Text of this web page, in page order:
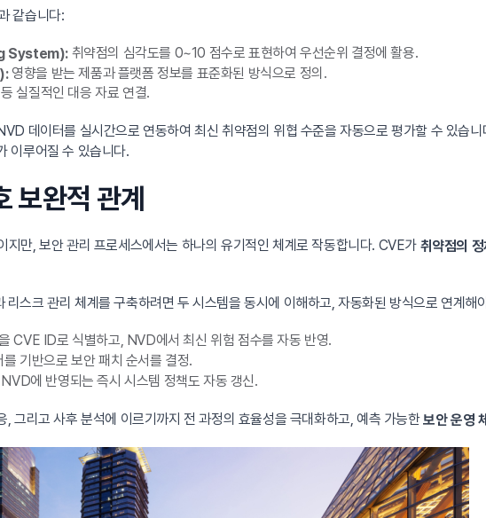
같습니다:
System):취약점의 심각도를 0~10 점수로 표현하여 우선순위 결정에 활용.
영향을 받는 제품과 플랫폼 정보를 표준화된 방식으로 정의.
실질적인 대응 자료 연결.
데이터를 실시간으로 연동하여 최신 취약점의 위협 수준을 자동으로 평가할 수 있습
이루어질 수 있습니다.
보완적 관계
만, 보안 관리 프로세스에서는 하나의 유기적인 체계로 작동합니다. CVE가 취약점의
리스크 관리 체계를 구축하려면 두 시스템을 동시에 이해하고, 자동화된 방식으로 연계
CVE ID로 식별하고, NVD에서 최신 위험 점수를 자동 반영.
기반으로 보안 패치 순서를 결정.
에 반영되는 즉시 시스템 정책도 자동 갱신.
그리고 사후 분석에 이르기까지 전 과정의 효율성을 극대화하고, 예측 가능한보안 운영